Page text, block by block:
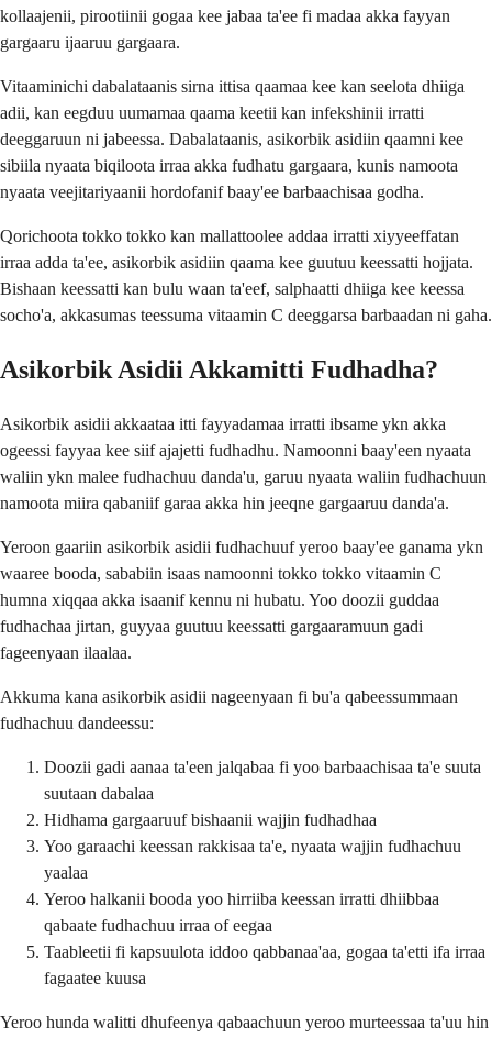
kollaajenii, pirootiinii gogaa kee jabaa ta'ee fi madaa akka fayyan
gargaaru ijaaruu gargaara.
Vitaaminichi dabalataanis sirna ittisa qaamaa kee kan seelota dhiiga
adii, kan eegduu uumamaa qaama keetii kan infekshinii irratti
deeggaruun ni jabeessa. Dabalataanis, asikorbik asidiin qaamni kee
sibiila nyaata biqiloota irraa akka fudhatu gargaara, kunis namoota
nyaata veejitariyaanii hordofanif baay'ee barbaachisaa godha.
Qorichoota tokko tokko kan mallattoolee addaa irratti xiyyeeffatan
irraa adda ta'ee, asikorbik asidiin qaama kee guutuu keessatti hojjata.
Bishaan keessatti kan bulu waan ta'eef, salphaatti dhiiga kee keessa
socho'a, akkasumas teessuma vitaamin C deeggarsa barbaadan ni gaha.
Asikorbik Asidii Akkamitti Fudhadha?
Asikorbik asidii akkaataa itti fayyadamaa irratti ibsame ykn akka
ogeessi fayyaa kee siif ajajetti fudhadhu. Namoonni baay'een nyaata
waliin ykn malee fudhachuu danda'u, garuu nyaata waliin fudhachuun
namoota miira qabaniif garaa akka hin jeeqne gargaaruu danda'a.
Yeroon gaariin asikorbik asidii fudhachuuf yeroo baay'ee ganama ykn
waaree booda, sababiin isaas namoonni tokko tokko vitaamin C
humna xiqqaa akka isaanif kennu ni hubatu. Yoo doozii guddaa
fudhachaa jirtan, guyyaa guutuu keessatti gargaaramuun gadi
fageenyaan ilaalaa.
Akkuma kana asikorbik asidii nageenyaan fi bu'a qabeessummaan
fudhachuu dandeessu:
Doozii gadi aanaa ta'een jalqabaa fi yoo barbaachisaa ta'e suuta
suutaan dabalaa
Hidhama gargaaruuf bishaanii wajjin fudhadhaa
Yoo garaachi keessan rakkisaa ta'e, nyaata wajjin fudhachuu
yaalaa
Yeroo halkanii booda yoo hirriiba keessan irratti dhiibbaa
qabaate fudhachuu irraa of eegaa
Taableetii fi kapsuulota iddoo qabbanaa'aa, gogaa ta'etti ifa irraa
fagaatee kuusa
Yeroo hunda walitti dhufeenya qabaachuun yeroo murteessaa ta'uu hin